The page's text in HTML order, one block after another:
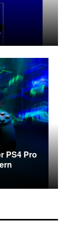
PS4 Pro